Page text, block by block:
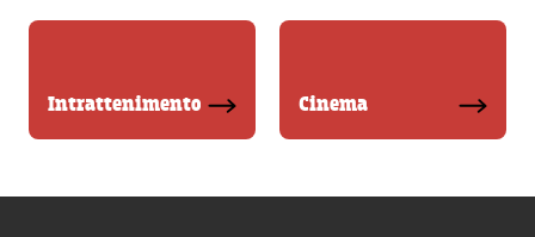
Intrattenimento Cinema